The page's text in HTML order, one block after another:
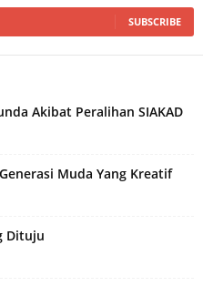
SUBSCRIBE
Akibat Peralihan SIAKAD
Muda Yang Kreatif
Dituju